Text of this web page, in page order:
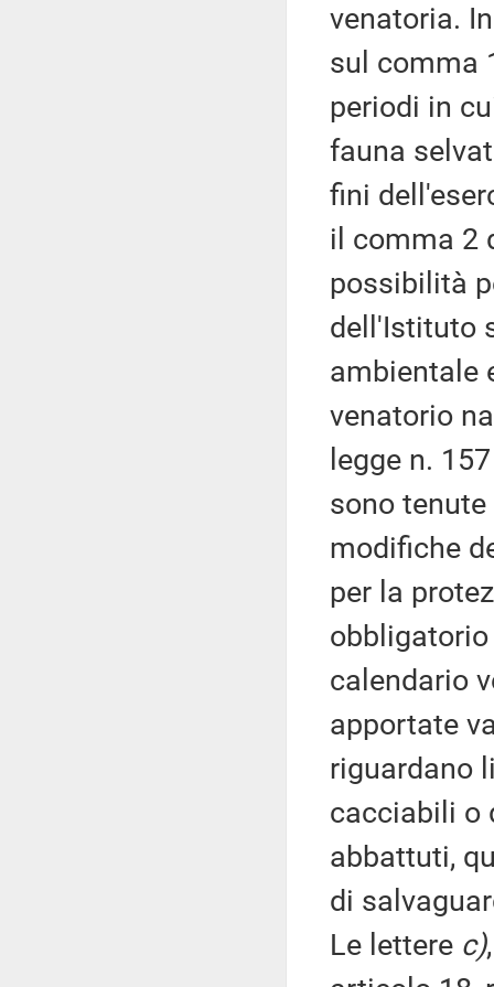
venatoria.
sul comma
periodi in
fauna
fini
il comma 2
possibilità
dell'Istituto
ambientale
venatorio
legge n.
sono
modifiche
per la
calendario
apportate
riguardano
cacciabili o
abbattuti,
di
Le lettere c)